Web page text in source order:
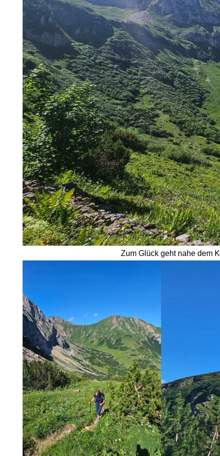
Zum Glück geht nahe dem